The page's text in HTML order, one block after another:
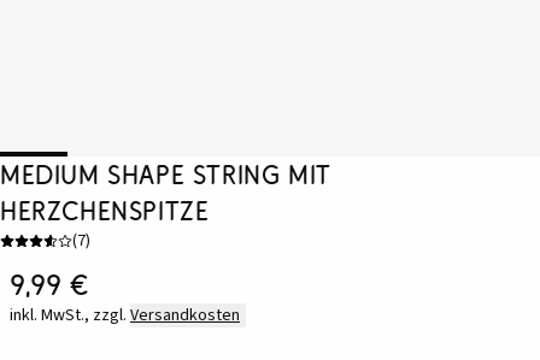
Medium Shape String mit
Herzchenspitze
(7)
9,99 €
inkl. MwSt., zzgl. Versandkosten